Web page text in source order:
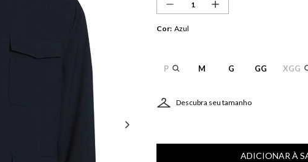
Cor: Azul
P M G GG XGG
Descubra seu tamanho
ADICIONAR À